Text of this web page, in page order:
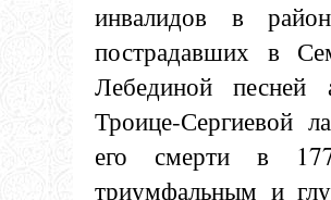
инвалидов в
пострадавших в
Лебединой песней
Троице-Сергиевой
его смерти в
триумфальным и